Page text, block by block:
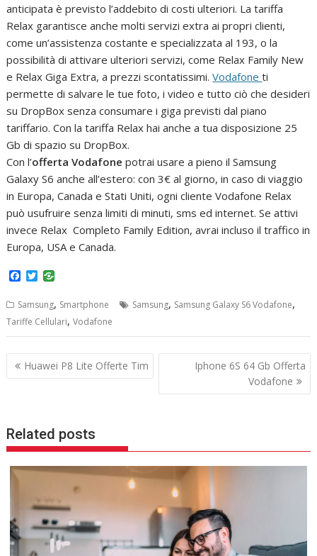
anticipata è previsto l’addebito di costi ulteriori. La tariffa
Relax garantisce anche molti servizi extra ai propri clienti,
come un’assistenza costante e specializzata al 193, o la
possibilità di attivare ulteriori servizi, come Relax Family New
e Relax Giga Extra, a prezzi scontatissimi.Vodafoneti
permette di salvare le tue foto, i video e tutto ciò che desideri
su DropBox senza consumare i giga previsti dal piano
tariffario. Con la tariffa Relax hai anche a tua disposizione 25
Gb di spazio su DropBox.
Con l’offerta Vodafone potrai usare a pieno il Samsung
Galaxy S6 anche all’estero: con 3€ al giorno, in caso di viaggio
in Europa, Canada e Stati Uniti, ogni cliente Vodafone Relax
può usufruire senza limiti di minuti, sms ed internet. Se attivi
invece Relax Completo Family Edition, avrai incluso il traffico in
Europa, USA e Canada.
F
c
e
b
o
k
T
t
t
e
Samsung, Smartphone Samsung, Samsung Galaxy S6 Vodafone,
Tariffe Cellulari,Vodafone
Navigazione
articoli
Huawei P8 Lite Offerte Tim
Iphone 6S 64 Gb Offerta
Vodafone
Related posts